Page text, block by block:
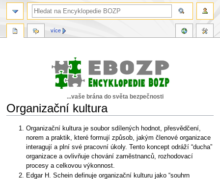
...vaše brána do světa bezpečnosti
Organizační kultura
Skočit
navigaci
Skočit
vyhledávání
Organizační kultura je soubor sdílených hodnot, přesvědčení,
norem a praktik, které formují způsob, jakým členové organizace
interagují a plní své pracovní úkoly. Tento koncept odráží “ducha”
organizace a ovlivňuje chování zaměstnanců, rozhodovací
procesy a celkovou výkonnost.
Edgar H. Schein definuje organizační kulturu jako “souhrn
více